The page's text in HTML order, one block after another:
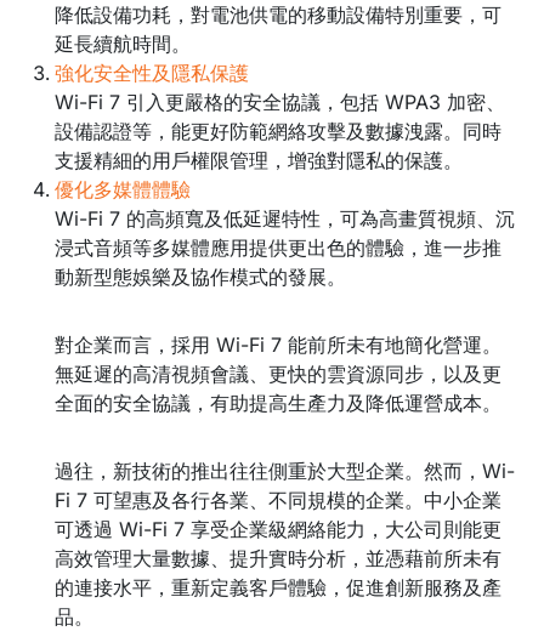
降低設備功耗，對電池供電的移動設備特別重要，可
延長續航時間。
強化安全性及隱私保護
Wi-Fi 7 引入更嚴格的安全協議，包括 WPA3 加密、
設備認證等，能更好防範網絡攻擊及數據洩露。同時
支援精細的用戶權限管理，增強對隱私的保護。
優化多媒體體驗
Wi-Fi 7 的高頻寬及低延遲特性，可為高畫質視頻、沉
浸式音頻等多媒體應用提供更出色的體驗，進一步推
動新型態娛樂及協作模式的發展。
對企業而言，採用 Wi-Fi 7 能前所未有地簡化營運。
無延遲的高清視頻會議、更快的雲資源同步，以及更
全面的安全協議，有助提高生產力及降低運營成本。
過往，新技術的推出往往側重於大型企業。然而，Wi-
Fi 7 可望惠及各行各業、不同規模的企業。中小企業
可透過 Wi-Fi 7 享受企業級網絡能力，大公司則能更
高效管理大量數據、提升實時分析，並憑藉前所未有
的連接水平，重新定義客戶體驗，促進創新服務及產
品。